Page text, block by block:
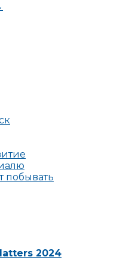
побывать
2024